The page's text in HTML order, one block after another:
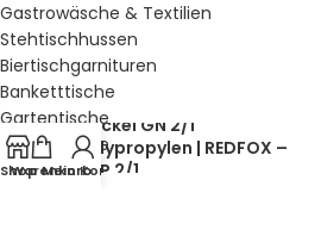
Gastrowäsche & Textilien
Stehtischhussen
Biertischgarnituren
Banketttische
Gartentische
Gartenstühle
Küche & Bar
Shop
Warenkorb
Mein Konto
Deckel GN 2/1
Polypropylen | REDFOX –
VPP 2/1